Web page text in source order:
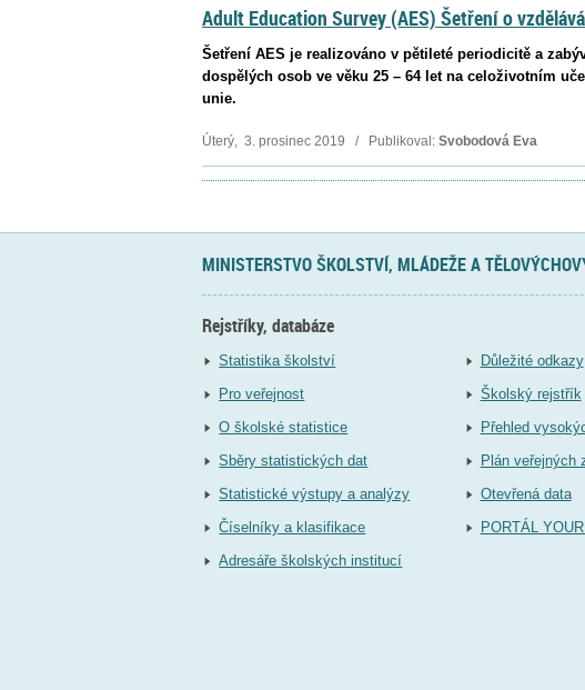
Adult Education Survey (AES) Šetření o
Šetření AES je realizováno v pětileté periodicitě a
dospělých osob ve věku 25 – 64 let na celoživotním
unie.
Úterý, 3. prosinec 2019 / Publikoval: Svobodová Eva
MINISTERSTVO ŠKOLSTVÍ, MLÁDEŽE A
Rejstříky, databáze
Statistika školství
Pro veřejnost
O školské statistice
Sběry statistických dat
Statistické výstupy a analýzy
Číselníky a klasifikace
Adresáře školských institucí
Důležité odkazy
Školský rejstřík
Přehled
Plán veřejných
Otevřená data
PORTÁL